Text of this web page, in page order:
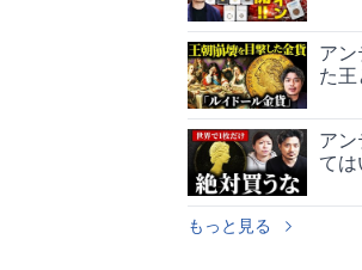
ア
た
ア
て
もっと見る